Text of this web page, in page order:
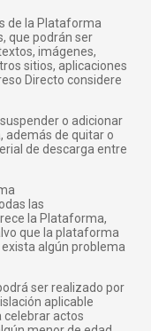
de la Plataforma
que podrán ser
imágenes,
sitios, aplicaciones
Directo considere
o adicionar
además de quitar o
de descarga entre
las
la Plataforma,
que la plataforma
algún problema
ser realizado por
aplicable
celebrar actos